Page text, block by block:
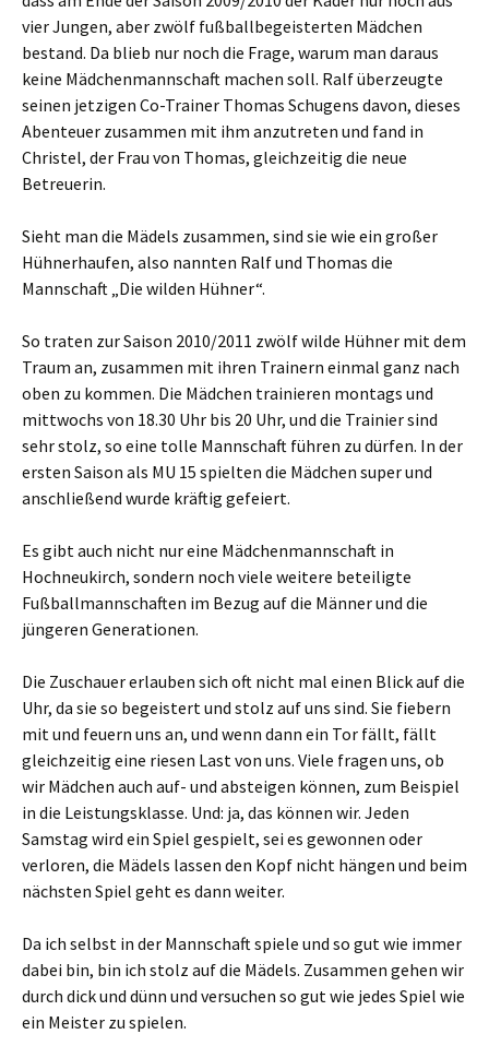
vier Jungen, aber zwölf fußballbegeisterten Mädchen
bestand. Da blieb nur noch die Frage, warum man daraus
keine Mädchenmannschaft machen soll. Ralf überzeugte
seinen jetzigen Co-Trainer Thomas Schugens davon, dieses
Abenteuer zusammen mit ihm anzutreten und fand in
Christel, der Frau von Thomas, gleichzeitig die neue
Betreuerin.
Sieht man die Mädels zusammen, sind sie wie ein großer
Hühnerhaufen, also nannten Ralf und Thomas die
Mannschaft „Die wilden Hühner“.
So traten zur Saison 2010/2011 zwölf wilde Hühner mit dem
Traum an, zusammen mit ihren Trainern einmal ganz nach
oben zu kommen. Die Mädchen trainieren montags und
mittwochs von 18.30 Uhr bis 20 Uhr, und die Trainier sind
sehr stolz, so eine tolle Mannschaft führen zu dürfen. In der
ersten Saison als MU 15 spielten die Mädchen super und
anschließend wurde kräftig gefeiert.
Es gibt auch nicht nur eine Mädchenmannschaft in
Hochneukirch, sondern noch viele weitere beteiligte
Fußballmannschaften im Bezug auf die Männer und die
jüngeren Generationen.
Die Zuschauer erlauben sich oft nicht mal einen Blick auf die
Uhr, da sie so begeistert und stolz auf uns sind. Sie fiebern
mit und feuern uns an, und wenn dann ein Tor fällt, fällt
gleichzeitig eine riesen Last von uns. Viele fragen uns, ob
wir Mädchen auch auf- und absteigen können, zum Beispiel
in die Leistungsklasse. Und: ja, das können wir. Jeden
Samstag wird ein Spiel gespielt, sei es gewonnen oder
verloren, die Mädels lassen den Kopf nicht hängen und beim
nächsten Spiel geht es dann weiter.
Da ich selbst in der Mannschaft spiele und so gut wie immer
dabei bin, bin ich stolz auf die Mädels. Zusammen gehen wir
durch dick und dünn und versuchen so gut wie jedes Spiel wie
ein Meister zu spielen.